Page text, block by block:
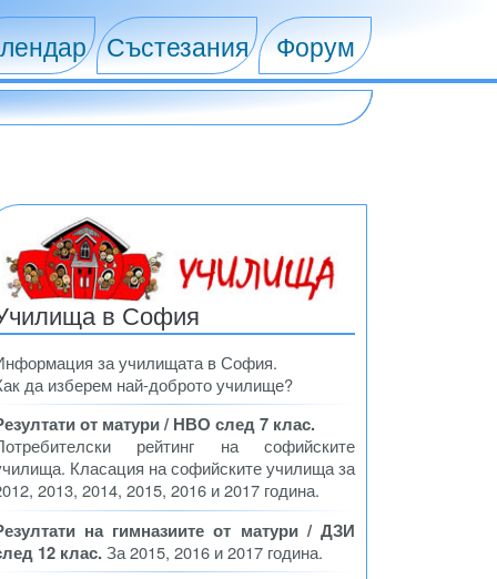
Състезания Форум
в София
за училищата в София.
да изберем най-доброто училище?
от матури / НВО след 7 клас.
рейтинг на софийските
Класация на софийските училища за
2013, 2014, 2015, 2016 и 2017 година.
на гимназиите от матури / ДЗИ
12 клас.За 2015, 2016 и 2017 година.